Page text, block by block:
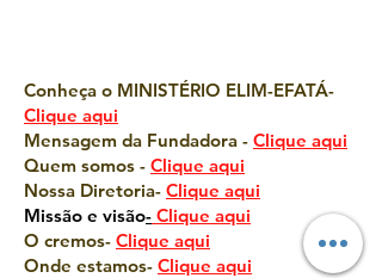
Conheça o MINISTÉRIO ELIM-EFATÁ-
Clique aqui
Mensagem da Fundadora - Clique aqui
Quem somos - Clique aqui
Nossa Diretoria- Clique aqui
Missão e visão- Clique aqui
O cremos- Clique aqui
Onde estamos- Clique aqui